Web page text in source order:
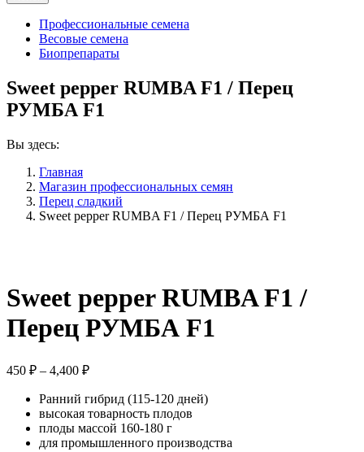
Профессиональные семена
Весовые семена
Биопрепараты
Sweet pepper RUMBA F1 / Перец
РУМБА F1
Вы здесь:
Главная
Магазин профессиональных семян
Перец сладкий
Sweet pepper RUMBA F1 / Перец РУМБА F1
Sweet pepper RUMBA F1 /
Перец РУМБА F1
450 ₽ – 4,400 ₽Диапазон
450 ₽
–
4,400 ₽
Ранний гибрид (115-120 дней)
высокая товарность плодов
плоды массой 160-180 г
для промышленного производства